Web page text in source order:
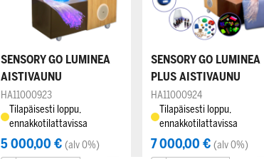
SENSORY GO LUMINEA
AISTIVAUNU
HA11000923
Tilapäisesti loppu,
ennakkotilattavissa
5 000,00 € (alv 0%)
SENSORY GO LUMINEA
PLUS AISTIVAUNU
HA11000924
Tilapäisesti loppu,
ennakkotilattavissa
7 000,00 € (alv 0%)